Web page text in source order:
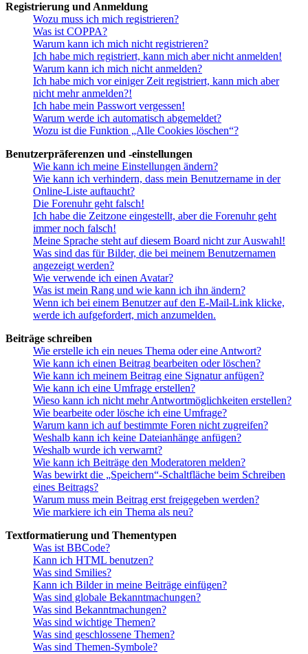
Registrierung und Anmeldung
Wozu muss ich mich registrieren?
Was ist COPPA?
Warum kann ich mich nicht registrieren?
Ich habe mich registriert, kann mich aber nicht anmelden!
Warum kann ich mich nicht anmelden?
Ich habe mich vor einiger Zeit registriert, kann mich aber
nicht mehr anmelden?!
Ich habe mein Passwort vergessen!
Warum werde ich automatisch abgemeldet?
Wozu ist die Funktion „Alle Cookies löschen“?
Benutzerpräferenzen und -einstellungen
Wie kann ich meine Einstellungen ändern?
Wie kann ich verhindern, dass mein Benutzername in der
Online-Liste auftaucht?
Die Forenuhr geht falsch!
Ich habe die Zeitzone eingestellt, aber die Forenuhr geht
immer noch falsch!
Meine Sprache steht auf diesem Board nicht zur Auswahl!
Was sind das für Bilder, die bei meinem Benutzernamen
angezeigt werden?
Wie verwende ich einen Avatar?
Was ist mein Rang und wie kann ich ihn ändern?
Wenn ich bei einem Benutzer auf den E-Mail-Link klicke,
werde ich aufgefordert, mich anzumelden.
Beiträge schreiben
Wie erstelle ich ein neues Thema oder eine Antwort?
Wie kann ich einen Beitrag bearbeiten oder löschen?
Wie kann ich meinem Beitrag eine Signatur anfügen?
Wie kann ich eine Umfrage erstellen?
Wieso kann ich nicht mehr Antwortmöglichkeiten erstellen?
Wie bearbeite oder lösche ich eine Umfrage?
Warum kann ich auf bestimmte Foren nicht zugreifen?
Weshalb kann ich keine Dateianhänge anfügen?
Weshalb wurde ich verwarnt?
Wie kann ich Beiträge den Moderatoren melden?
Was bewirkt die „Speichern“-Schaltfläche beim Schreiben
eines Beitrags?
Warum muss mein Beitrag erst freigegeben werden?
Wie markiere ich ein Thema als neu?
Textformatierung und Thementypen
Was ist BBCode?
Kann ich HTML benutzen?
Was sind Smilies?
Kann ich Bilder in meine Beiträge einfügen?
Was sind globale Bekanntmachungen?
Was sind Bekanntmachungen?
Was sind wichtige Themen?
Was sind geschlossene Themen?
Was sind Themen-Symbole?